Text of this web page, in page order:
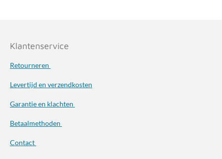
Klantenservice
Retourneren
Levertijd en verzendkosten
Garantie en klachten
Betaalmethoden
Contact